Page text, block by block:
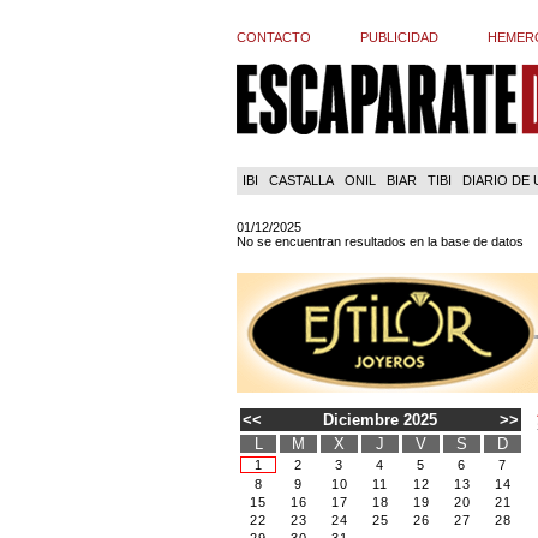
CONTACTO PUBLICIDAD
IBI CASTALLA ONIL BIAR TIBI DIARIO DE
01/12/2025
No se encuentran resultados en la base de datos
<< Diciembre 2025
>>
L
M X J V S D
1 2 3 4 5 6
7
8
9 10 11 12 13
14
15
16 17 18 19 20
21
22
23 24 25 26 27
28